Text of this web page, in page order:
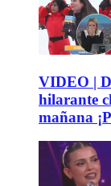
VIDEO |
hilarante
mañana